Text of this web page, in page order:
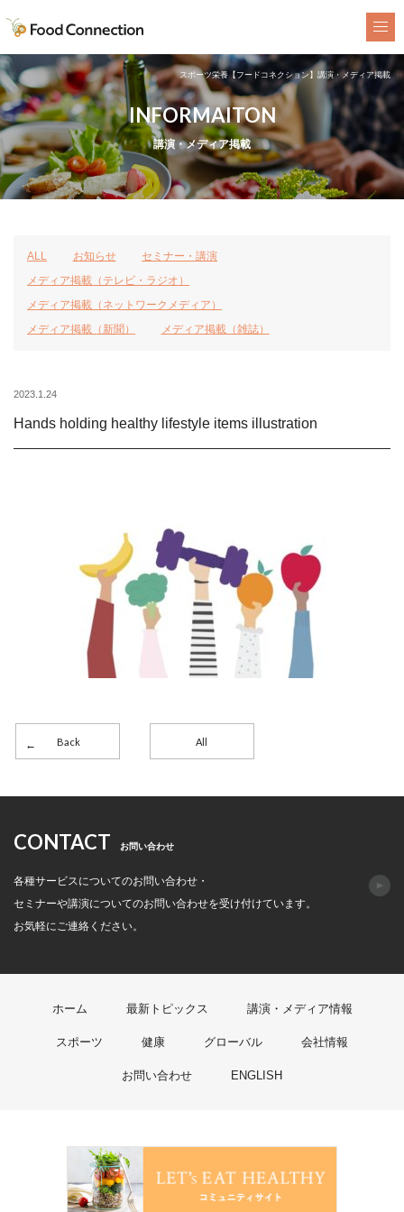
スポーツ栄養【フードコネクション】講演・メディア掲載
INFORMAITON
講演・メディア掲載
ALL お知らせ
セミナー・講演
メディア掲載（テレビ・ラジオ）
メディア掲載（ネットワークメディア）
メディア掲載（新聞）
メディア掲載（雑誌）
2023.1.24
Hands holding healthy lifestyle items illustration
Back All
CONTACT お問い合わせ
各種サービスについてのお問い合わせ・
セミナーや講演についてのお問い合わせを受け付けています。
お気軽にご連絡ください。
ホーム 最新トピックス 講演・メディア情報
スポーツ 健康 グローバル 会社情報
お問い合わせ ENGLISH